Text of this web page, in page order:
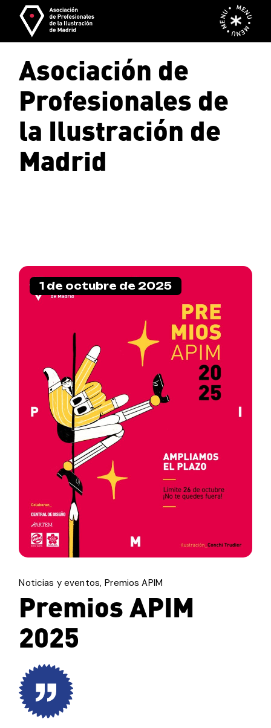
content
MENU • MENU • MENU •
Asociación de
Profesionales de
la Ilustración de
Madrid
1 de octubre de 2025
Noticias y eventos Premios APIM
Premios APIM
2025